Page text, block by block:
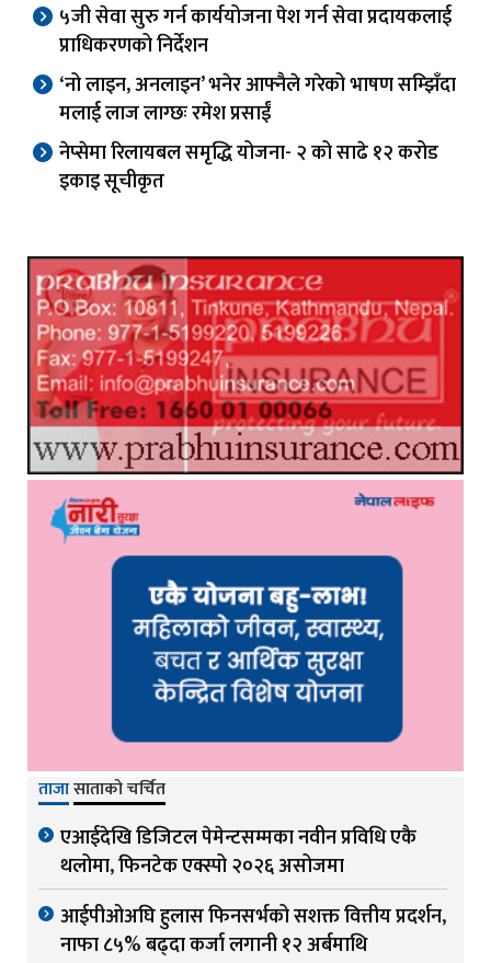
५जी सेवा सुरु गर्न कार्ययोजना पेश गर्न सेवा प्रदायकलाई
प्राधिकरणको निर्देशन
‘नो लाइन, अनलाइन’ भनेर आफ्नैले गरेको भाषण सम्झिँदा
मलाई लाज लाग्छः रमेश प्रसाईं
नेप्सेमा रिलायबल समृद्धि योजना- २ को साढे १२ करोड
इकाइ सूचीकृत
ताजासाताको चर्चित
एआईदेखि डिजिटल पेमेन्टसम्मका नवीन प्रविधि एकै
थलोमा, फिनटेक एक्स्पो २०२६ असोजमा
आईपीओअघि हुलास फिनसर्भको सशक्त वित्तीय प्रदर्शन,
नाफा ८५% बढ्दा कर्जा लगानी १२ अर्बमाथि